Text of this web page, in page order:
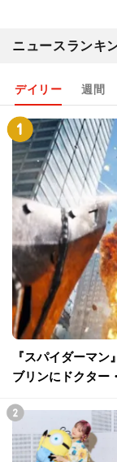
ニュースランキ
デイリー 週間
『スパイダーマ
ブリンにドクター